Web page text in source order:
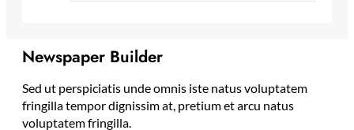
Newspaper Builder
Sed ut perspiciatis unde omnis iste natus voluptatem
fringilla tempor dignissim at, pretium et arcu natus
voluptatem fringilla.